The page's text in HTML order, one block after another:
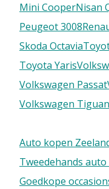
Mini CooperNisan
Peugeot 3008
Skoda Octavia
Toyota Yaris
Volkswagen Passat
Volkswagen Tiguan
Auto kopen
Tweedehands auto
Goedkope